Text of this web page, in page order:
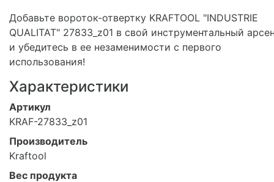
Добавьте вороток-отвертку KRAFTOOL "INDUSTRIE
QUALITAT" 27833_z01 в свой инструментальный
и убедитесь в ее незаменимости с первого
использования!
Характеристики
Артикул
KRAF-27833_z01
Производитель
Kraftool
Вес продукта